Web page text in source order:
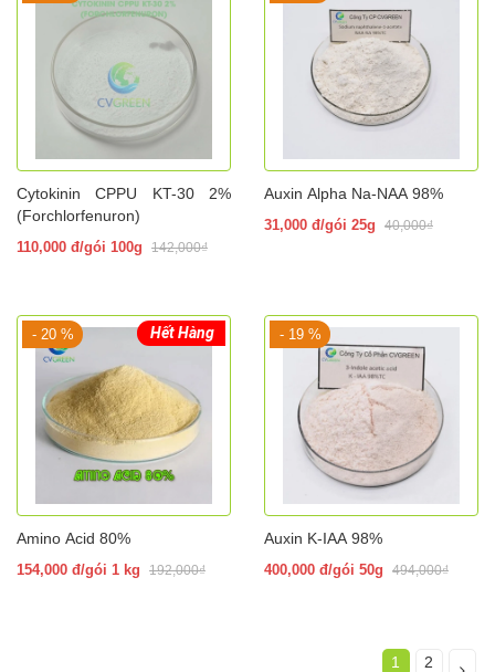
Cytokinin CPPU KT-30 2%
(Forchlorfenuron)
110,000 đ/gói 100g 142,000₫
Auxin Alpha Na-NAA 98%
31,000 đ/gói 25g 40,000₫
- 20 % Hết Hàng
Amino Acid 80%
154,000 đ/gói 1 kg 192,000₫
- 19 %
Auxin K-IAA 98%
400,000 đ/gói 50g 494,000₫
1 2